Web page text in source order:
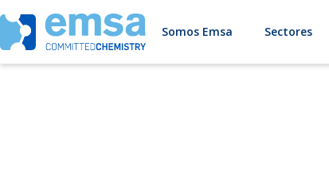
Somos Emsa Sectores